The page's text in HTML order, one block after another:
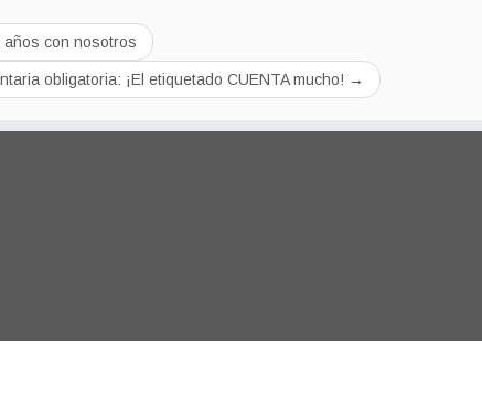
años con nosotros
obligatoria: ¡El etiquetado CUENTA mucho! →